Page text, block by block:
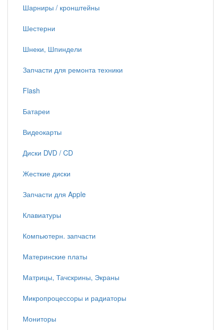
Шарниры / кронштейны
Шестерни
Шнеки, Шпиндели
Запчасти для ремонта техники
Flash
Батареи
Видеокарты
Диски DVD / CD
Жесткие диски
Запчасти для Apple
Клавиатуры
Компьютерн. запчасти
Материнские платы
Матрицы, Тачскрины, Экраны
Микропроцессоры и радиаторы
Мониторы